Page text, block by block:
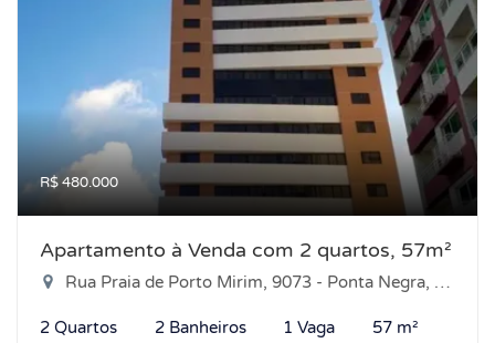
R$ 480.000
Apartamento à Venda com 2 quartos, 57m²
Rua Praia de Porto Mirim, 9073 - Ponta Negra, Natal-RN
2 Quartos 2 Banheiros 1 Vaga 57 m²